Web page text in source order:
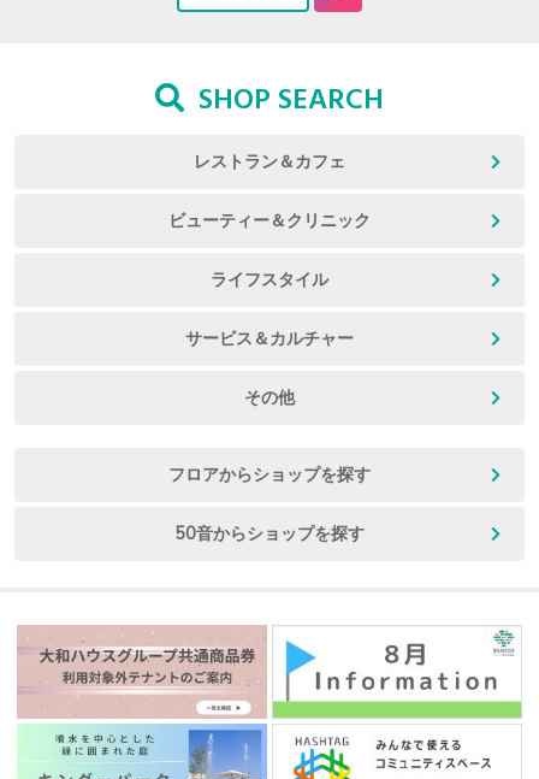
SHOP SEARCH
レストラン＆カフェ
ビューティー＆クリニック
ライフスタイル
サービス＆カルチャー
その他
フロアからショップを探す
50音からショップを探す